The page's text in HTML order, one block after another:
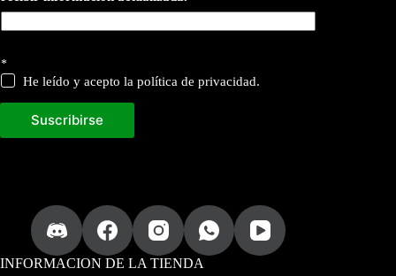
*
He leído y acepto la política de privacidad.
Suscribirse
INFORMACION DE LA TIENDA